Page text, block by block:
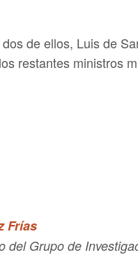
de ellos, Luis de
restantes ministros
Frías
del Grupo de